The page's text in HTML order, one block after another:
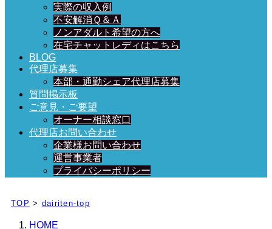
実際の収入例
不安解消Ｑ＆Ａ
ノンアダルト希望の方へ
在宅チャットレディはこちら
BLOG
代理店募集
本部・通勤シェア代理店募集
質問掲示板
ご意見・ご要望
オーナー相談窓口
代理店お問い合わせ
企業様お問い合わせ
運営事業者
プライバシーポリシー
TOP > dairiten-top
HOME